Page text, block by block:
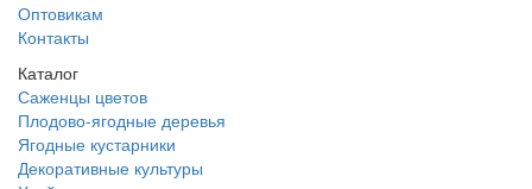
Оптовикам
Контакты
Каталог
Саженцы цветов
Плодово-ягодные деревья
Ягодные кустарники
Декоративные культуры